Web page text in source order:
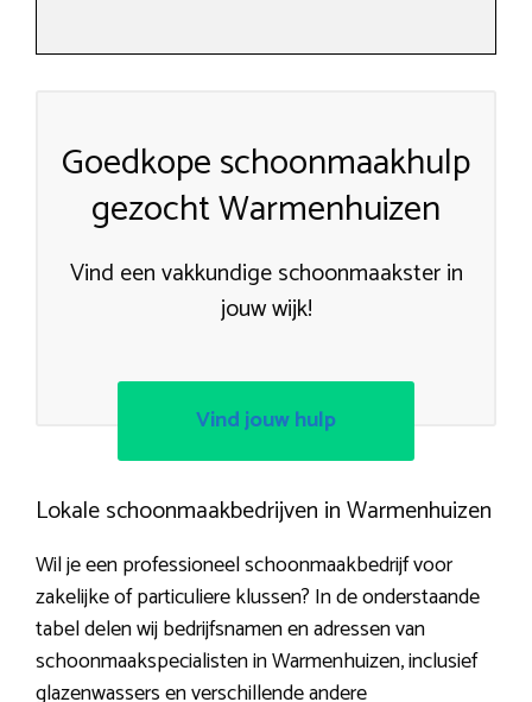
Goedkope schoonmaakhulp
gezocht Warmenhuizen
Vind een vakkundige schoonmaakster in
jouw wijk!
Vind jouw hulp
Lokale schoonmaakbedrijven in Warmenhuizen
Wil je een professioneel schoonmaakbedrijf voor
zakelijke of particuliere klussen? In de onderstaande
tabel delen wij bedrijfsnamen en adressen van
schoonmaakspecialisten in Warmenhuizen, inclusief
glazenwassers en verschillende andere